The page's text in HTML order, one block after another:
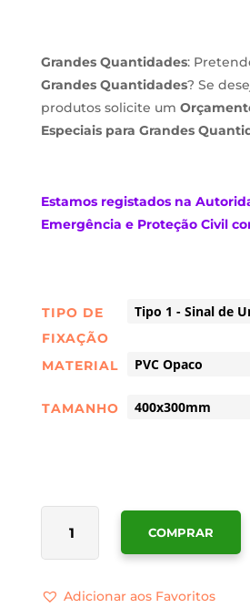
Grandes Quantidades:
Grandes Quantidades? Se
produtos solicite um
Especiais para Grandes
Estamosregistados na
Emergência e Proteção Civil
TIPO DE
FIXAÇÃO
MATERIAL
TAMANHO
QUANTIDADE
SINALÉTICA
OBRIGATÓRIO
COMPRAR
Adicionar aos Favoritos